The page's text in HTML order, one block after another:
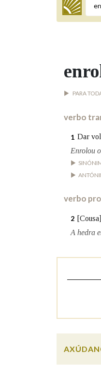
Termo a
BUSCAR
Comeza
Remata
Contén
Marcas
PARA
verbo
1 Dar
Enrolou
verbo
2
A hedra